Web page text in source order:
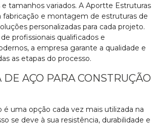
tamanhos variados. A Aportte Estruturas
fabricação e montagem de estruturas de
personalizadas para cada projeto.
profissionais qualificados e
a empresa garante a qualidade e
as etapas do processo.
DE AÇO PARA CONSTRUÇÃO
é uma opção cada vez mais utilizada na
se deve à sua resistência, durabilidade e